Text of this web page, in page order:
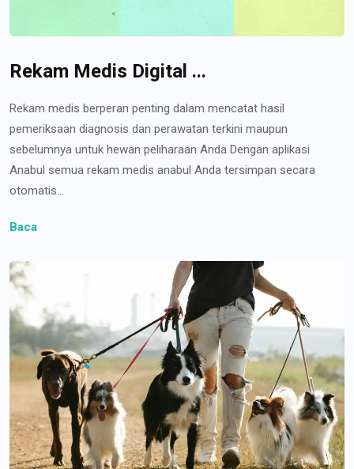
Rekam Medis Digital ...
Rekam medis berperan penting dalam mencatat hasil
pemeriksaan diagnosis dan perawatan terkini maupun
sebelumnya untuk hewan peliharaan Anda Dengan aplikasi
Anabul semua rekam medis anabul Anda tersimpan secara
otomatis...
Baca